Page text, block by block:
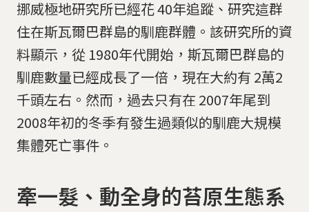
挪威極地研究所已經花 40年追蹤、研究這群
住在斯瓦爾巴群島的馴鹿群體。該研究所的資
料顯示，從 1980年代開始，斯瓦爾巴群島的
馴鹿數量已經成長了一倍，現在大約有 2萬2
千頭左右。然而，過去只有在 2007年尾到
2008年初的冬季有發生過類似的馴鹿大規模
集體死亡事件。
牽一髮、動全身的苔原生態系